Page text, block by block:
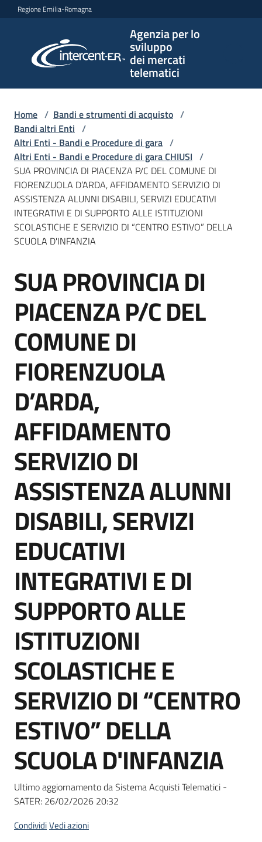
Vai al contenuto
Vai alla navigazione
Vai al footer
Regione Emilia-Romagna
Agenzia per lo
sviluppo
dei mercati
telematici
per lo
sviluppo
telematici
L'Agenzia
Bandi
e
strumenti
acquisto
Supporto
Piattaforme
telematiche
English
site
Seguici
su
Home / Bandi e strumenti di acquisto /
Bandi altri Enti /
Altri Enti - Bandi e Procedure di gara /
Altri Enti - Bandi e Procedure di gara CHIUSI /
SUA PROVINCIA DI PIACENZA P/C DEL COMUNE DI
FIORENZUOLA D’ARDA, AFFIDAMENTO SERVIZIO DI
ASSISTENZA ALUNNI DISABILI, SERVIZI EDUCATIVI
INTEGRATIVI E DI SUPPORTO ALLE ISTITUZIONI
SCOLASTICHE E SERVIZIO DI “CENTRO ESTIVO” DELLA
SCUOLA D'INFANZIA
Salta al contenuto
SUA PROVINCIA DI
PIACENZA P/C DEL
COMUNE DI
FIORENZUOLA
D’ARDA,
AFFIDAMENTO
SERVIZIO DI
ASSISTENZA ALUNNI
DISABILI, SERVIZI
EDUCATIVI
INTEGRATIVI E DI
SUPPORTO ALLE
ISTITUZIONI
SCOLASTICHE E
SERVIZIO DI “CENTRO
ESTIVO” DELLA
SCUOLA D'INFANZIA
Ultimo aggiornamento da Sistema Acquisti Telematici -
SATER: 26/02/2026 20:32
CondividiVedi azioni